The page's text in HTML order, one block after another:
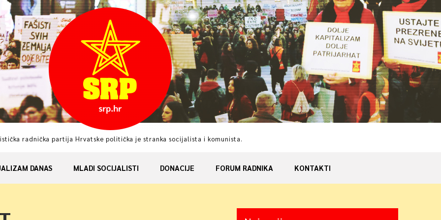
radnička partija Hrvatske politička je stranka socijalista i komunista.
DANAS MLADI SOCIJALISTI DONACIJE FORUM RADNIKA KONTAKTI